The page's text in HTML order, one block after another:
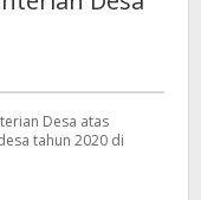
Desa atas
tahun 2020 di